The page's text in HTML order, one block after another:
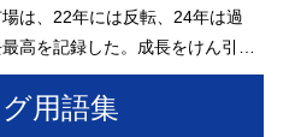
は、22年には反転、24年は過
高を記録した。成長をけん引し
るのはグミキャンディーとみら
ている。
用語集